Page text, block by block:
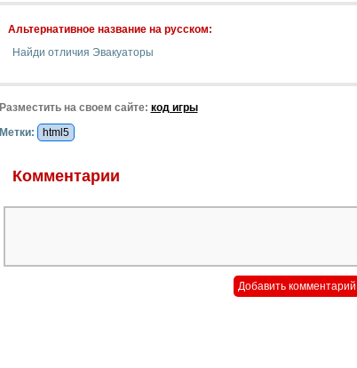
Альтернативное название на русском:
Найди отличия Эвакуаторы
Разместить на своем сайте: код игры
Метки:
html5
Комментарии